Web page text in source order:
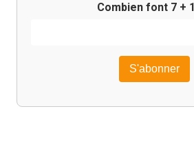
Combien font 7+ 1